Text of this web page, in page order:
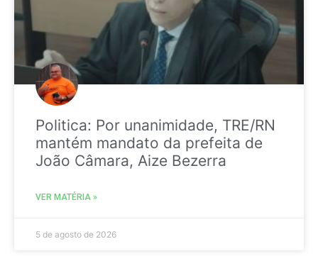
Politica: Por unanimidade, TRE/RN
mantém mandato da prefeita de
João Câmara, Aize Bezerra
VER MATÉRIA »
5 de agosto de 2026